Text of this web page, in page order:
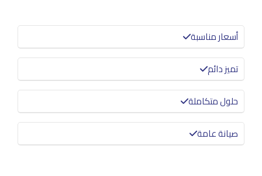
أسعار مناسبة
تميز دائم
حلول متكاملة
صيانة عامة